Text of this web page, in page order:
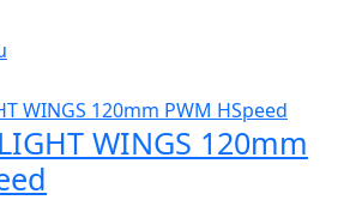
WINGS 120mm